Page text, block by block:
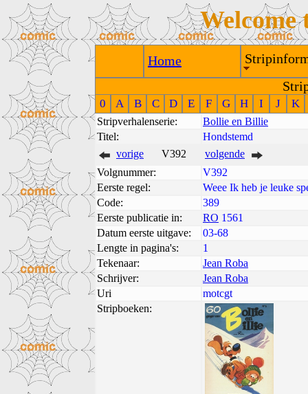
Welcome
Home
0 A B C D E F G H I J K
Stripverhalenserie:
Bollie en Billie
Titel:
Hondstemd
vorige
V392
volgende
Volgnummer:
V392
Eerste regel:
Weee Ik heb je leuke
Code:
389
Eerste publicatie in:
RO 1561
Datum eerste uitgave:
03-68
Lengte in pagina's:
1
Tekenaar:
Jean Roba
Schrijver:
Jean Roba
Uri
motcgt
Stripboeken: